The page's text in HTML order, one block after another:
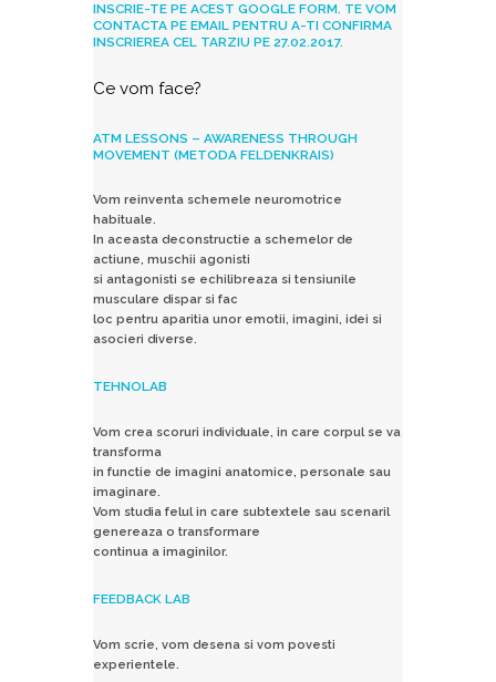
INSCRIE-TE PE ACEST GOOGLE FORM. TE VOM
CONTACTA PE EMAIL PENTRU A-TI CONFIRMA
INSCRIEREA CEL TARZIU PE 27.02.2017.
Ce vom face?
ATM LESSONS – AWARENESS THROUGH
MOVEMENT (METODA FELDENKRAIS)
Vom reinventa schemele neuromotrice
habituale.
In aceasta deconstructie a schemelor de
actiune, muschii agonisti
si antagonisti se echilibreaza si tensiunile
musculare dispar si fac
loc pentru aparitia unor emotii, imagini, idei si
asocieri diverse.
TEHNOLAB
Vom crea scoruri individuale, in care corpul se va
transforma
in functie de imagini anatomice, personale sau
imaginare.
Vom studia felul in care subtextele sau scenaril
genereaza o transformare
continua a imaginilor.
FEEDBACK LAB
Vom scrie, vom desena si vom povesti
experientele.